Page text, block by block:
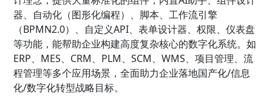
器、自动化（图形化编程）、脚本、工作流引擎
（BPMN2.0）、自定义API、表单设计器、权限、仪表盘
等功能，能帮助企业构建高度复杂核心的数字化系统。如
ERP、MES、CRM、PLM、SCM、WMS、项目管理、流
程管理等多个应用场景，全面助力企业落地国产化/信息
化/数字化转型战略目标。